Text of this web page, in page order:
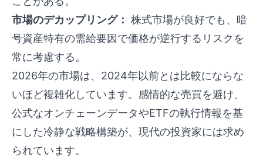
市場のデカップリング： 株式市場が良好でも、暗
号資産特有の需給要因で価格が逆行するリスクを
常に考慮する。
2026年の市場は、2024年以前とは比較にならな
いほど複雑化しています。感情的な売買を避け、
公式なオンチェーンデータやETFの執行情報を基
にした冷静な戦略構築が、現代の投資家には求め
られています。